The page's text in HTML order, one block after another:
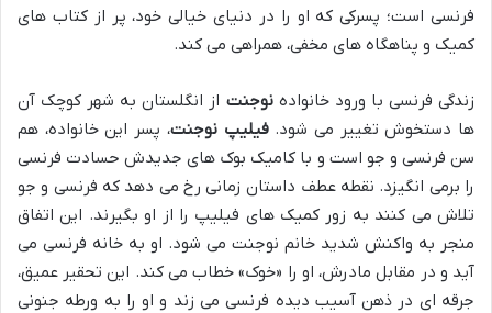
فرنسی است؛ پسرکی که او را در دنیای خیالی خود، پر از کتاب های
کمیک و پناهگاه های مخفی، همراهی می کند.
زندگی فرنسی با ورود خانوادهنوجنت از انگلستان به شهر کوچک آن
ها دستخوش تغییر می شود.فیلیپ نوجنت، پسر این خانواده، هم
سن فرنسی و جو است و با کامیک بوک های جدیدش حسادت فرنسی
را برمی انگیزد. نقطه عطف داستان زمانی رخ می دهد که فرنسی و جو
تلاش می کنند به زور کمیک های فیلیپ را از او بگیرند. این اتفاق
منجر به واکنش شدید خانم نوجنت می شود. او به خانه فرنسی می
آید و در مقابل مادرش، او را «خوک» خطاب می کند. این تحقیر عمیق،
جرقه ای در ذهن آسیب دیده فرنسی می زند و او را به ورطه جنونی